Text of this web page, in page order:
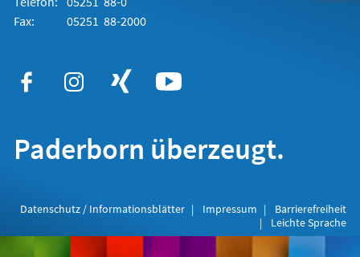
Fax:
05251 88-2000
Paderborn überzeugt.
Datenschutz / Informationsblätter Impressum
Barrierefreiheit
Leichte Sprache